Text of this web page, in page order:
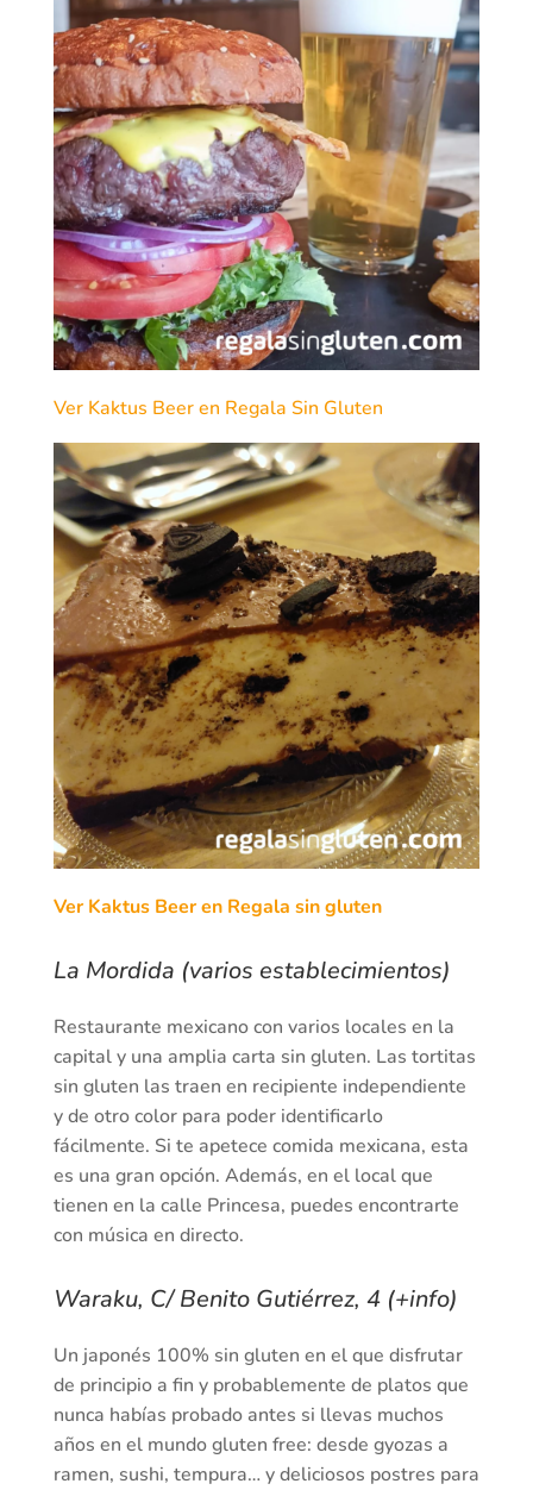
Ver Kaktus Beer en Regala Sin Gluten
Ver Kaktus Beer en Regala sin gluten
La Mordida (varios establecimientos)
Restaurante mexicano con varios locales en la
capital y una amplia carta sin gluten. Las tortitas
sin gluten las traen en recipiente independiente
y de otro color para poder identificarlo
fácilmente. Si te apetece comida mexicana, esta
es una gran opción. Además, en el local que
tienen en la calle Princesa, puedes encontrarte
con música en directo.
Waraku, C/ Benito Gutiérrez, 4 (+info)
Un japonés 100% sin gluten en el que disfrutar
de principio a fin y probablemente de platos que
nunca habías probado antes si llevas muchos
años en el mundo gluten free: desde gyozas a
ramen, sushi, tempura… y deliciosos postres para